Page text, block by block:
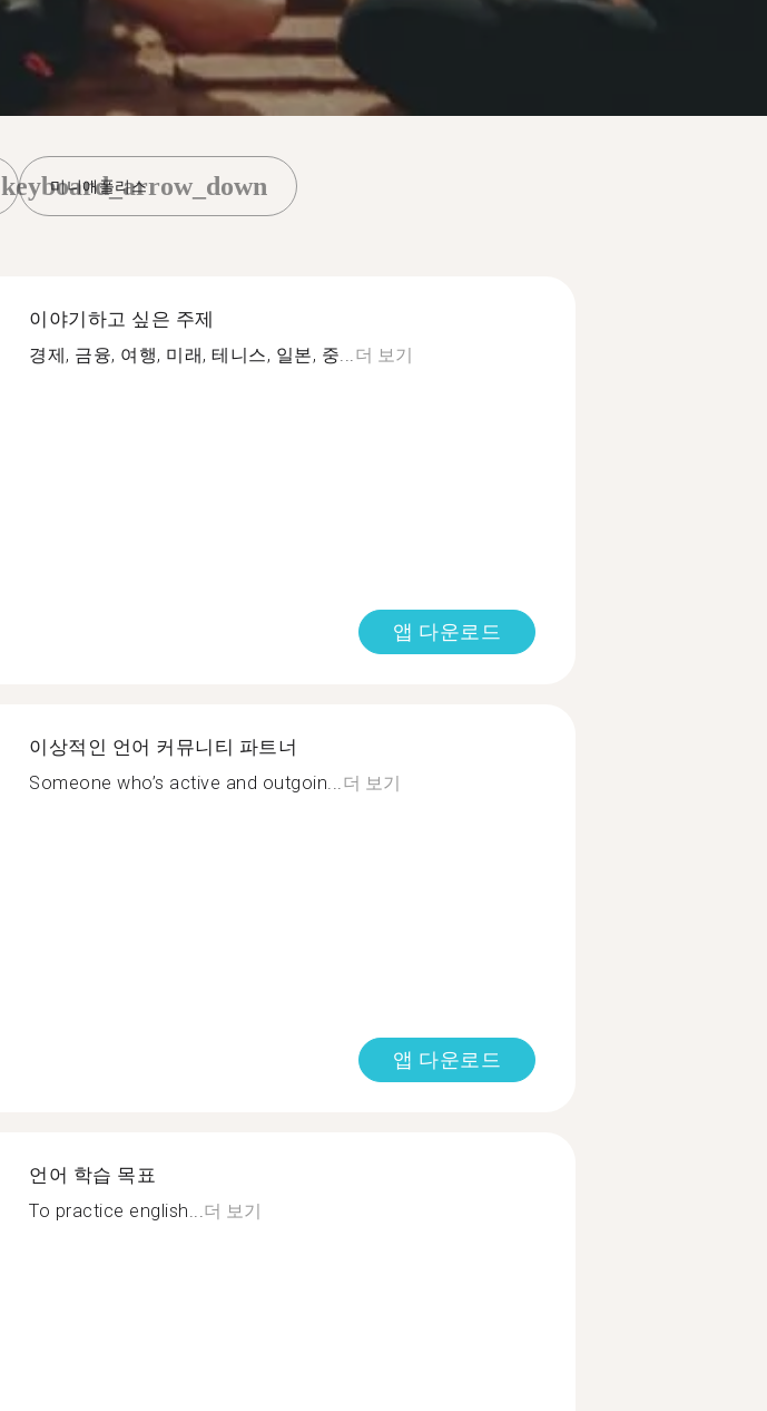
미니애폴리스
keyboard_arrow_down
이야기하고 싶은 주제
경제, 금융, 여행, 미래, 테니스, 일본, 중...더 보기
앱 다운로드
이상적인 언어 커뮤니티 파트너
Someone who’s active and outgoin...더 보기
앱 다운로드
언어 학습 목표
To practice english...더 보기